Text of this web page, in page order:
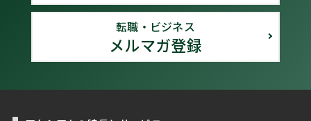
転職・ビジネス
メルマガ登録